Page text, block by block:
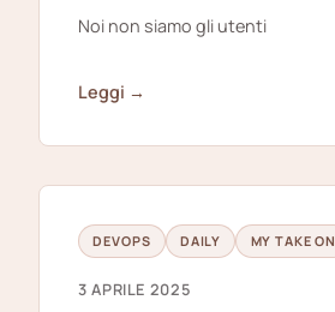
Noi non siamo gli utenti
Leggi →
DEVOPS DAILY MY TAKE ON
3 APRILE 2025